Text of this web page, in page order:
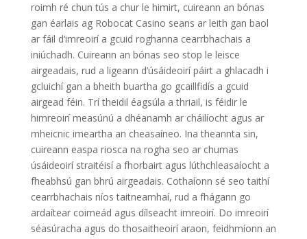
roimh ré chun tús a chur le himirt, cuireann an bónas
gan éarlais ag Robocat Casino seans ar leith gan baol
ar fáil d’imreoirí a gcuid roghanna cearrbhachais a
iniúchadh. Cuireann an bónas seo stop le leisce
airgeadais, rud a ligeann d’úsáideoirí páirt a ghlacadh i
gcluichí gan a bheith buartha go gcaillfidís a gcuid
airgead féin. Trí theidil éagsúla a thriail, is féidir le
himreoirí measúnú a dhéanamh ar cháilíocht agus ar
mheicnic imeartha an cheasaíneo. Ina theannta sin,
cuireann easpa riosca na rogha seo ar chumas
úsáideoirí straitéisí a fhorbairt agus lúthchleasaíocht a
fheabhsú gan bhrú airgeadais. Cothaíonn sé seo taithí
cearrbhachais níos taitneamhaí, rud a fhágann go
ardaítear coimeád agus dílseacht imreoirí. Do imreoirí
séasúracha agus do thosaitheoirí araon, feidhmíonn an